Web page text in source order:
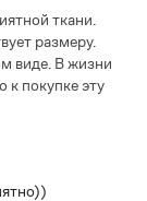
ткани.
размеру.
виде. В жизни
к покупке эту